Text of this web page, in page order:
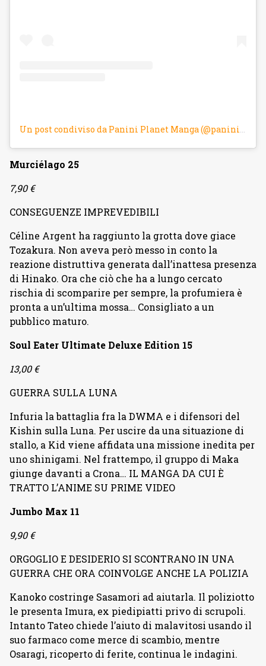
Murciélago 25
7,90 €
CONSEGUENZE IMPREVEDIBILI
Céline Argent ha raggiunto la grotta dove giace
Tozakura. Non aveva però messo in conto la
reazione distruttiva generata dall’inattesa presenza
di Hinako. Ora che ciò che ha a lungo cercato
rischia di scomparire per sempre, la profumiera è
pronta a un’ultima mossa… Consigliato a un
pubblico maturo.
Soul Eater Ultimate Deluxe Edition 15
13,00 €
GUERRA SULLA LUNA
Infuria la battaglia fra la DWMA e i difensori del
Kishin sulla Luna. Per uscire da una situazione di
stallo, a Kid viene affidata una missione inedita per
uno shinigami. Nel frattempo, il gruppo di Maka
giunge davanti a Crona… IL MANGA DA CUI È
TRATTO L’ANIME SU PRIME VIDEO
Jumbo Max 11
9,90 €
ORGOGLIO E DESIDERIO SI SCONTRANO IN UNA
GUERRA CHE ORA COINVOLGE ANCHE LA POLIZIA
Kanoko costringe Sasamori ad aiutarla. Il poliziotto
le presenta Imura, ex piedipiatti privo di scrupoli.
Intanto Tateo chiede l’aiuto di malavitosi usando il
suo farmaco come merce di scambio, mentre
Osaragi, ricoperto di ferite, continua le indagini.